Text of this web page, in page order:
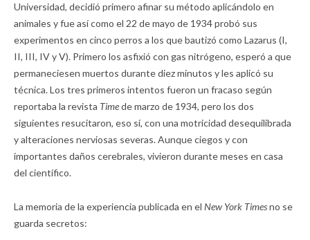
Universidad, decidió primero afinar su método aplicándolo en
animales y fue así como el 22 de mayo de 1934 probó sus
experimentos en cinco perros a los que bautizó como Lazarus (I,
II, III, IV y V). Primero los asfixió con gas nitrógeno, esperó a que
permaneciesen muertos durante diez minutos y les aplicó su
técnica. Los tres primeros intentos fueron un fracaso según
reportaba la revista Timede marzo de 1934, pero los dos
siguientes resucitaron, eso sí, con una motricidad desequilibrada
y alteraciones nerviosas severas. Aunque ciegos y con
importantes daños cerebrales, vivieron durante meses en casa
del científico.
La memoria de la experiencia publicada en el New York Timesno se
guarda secretos: